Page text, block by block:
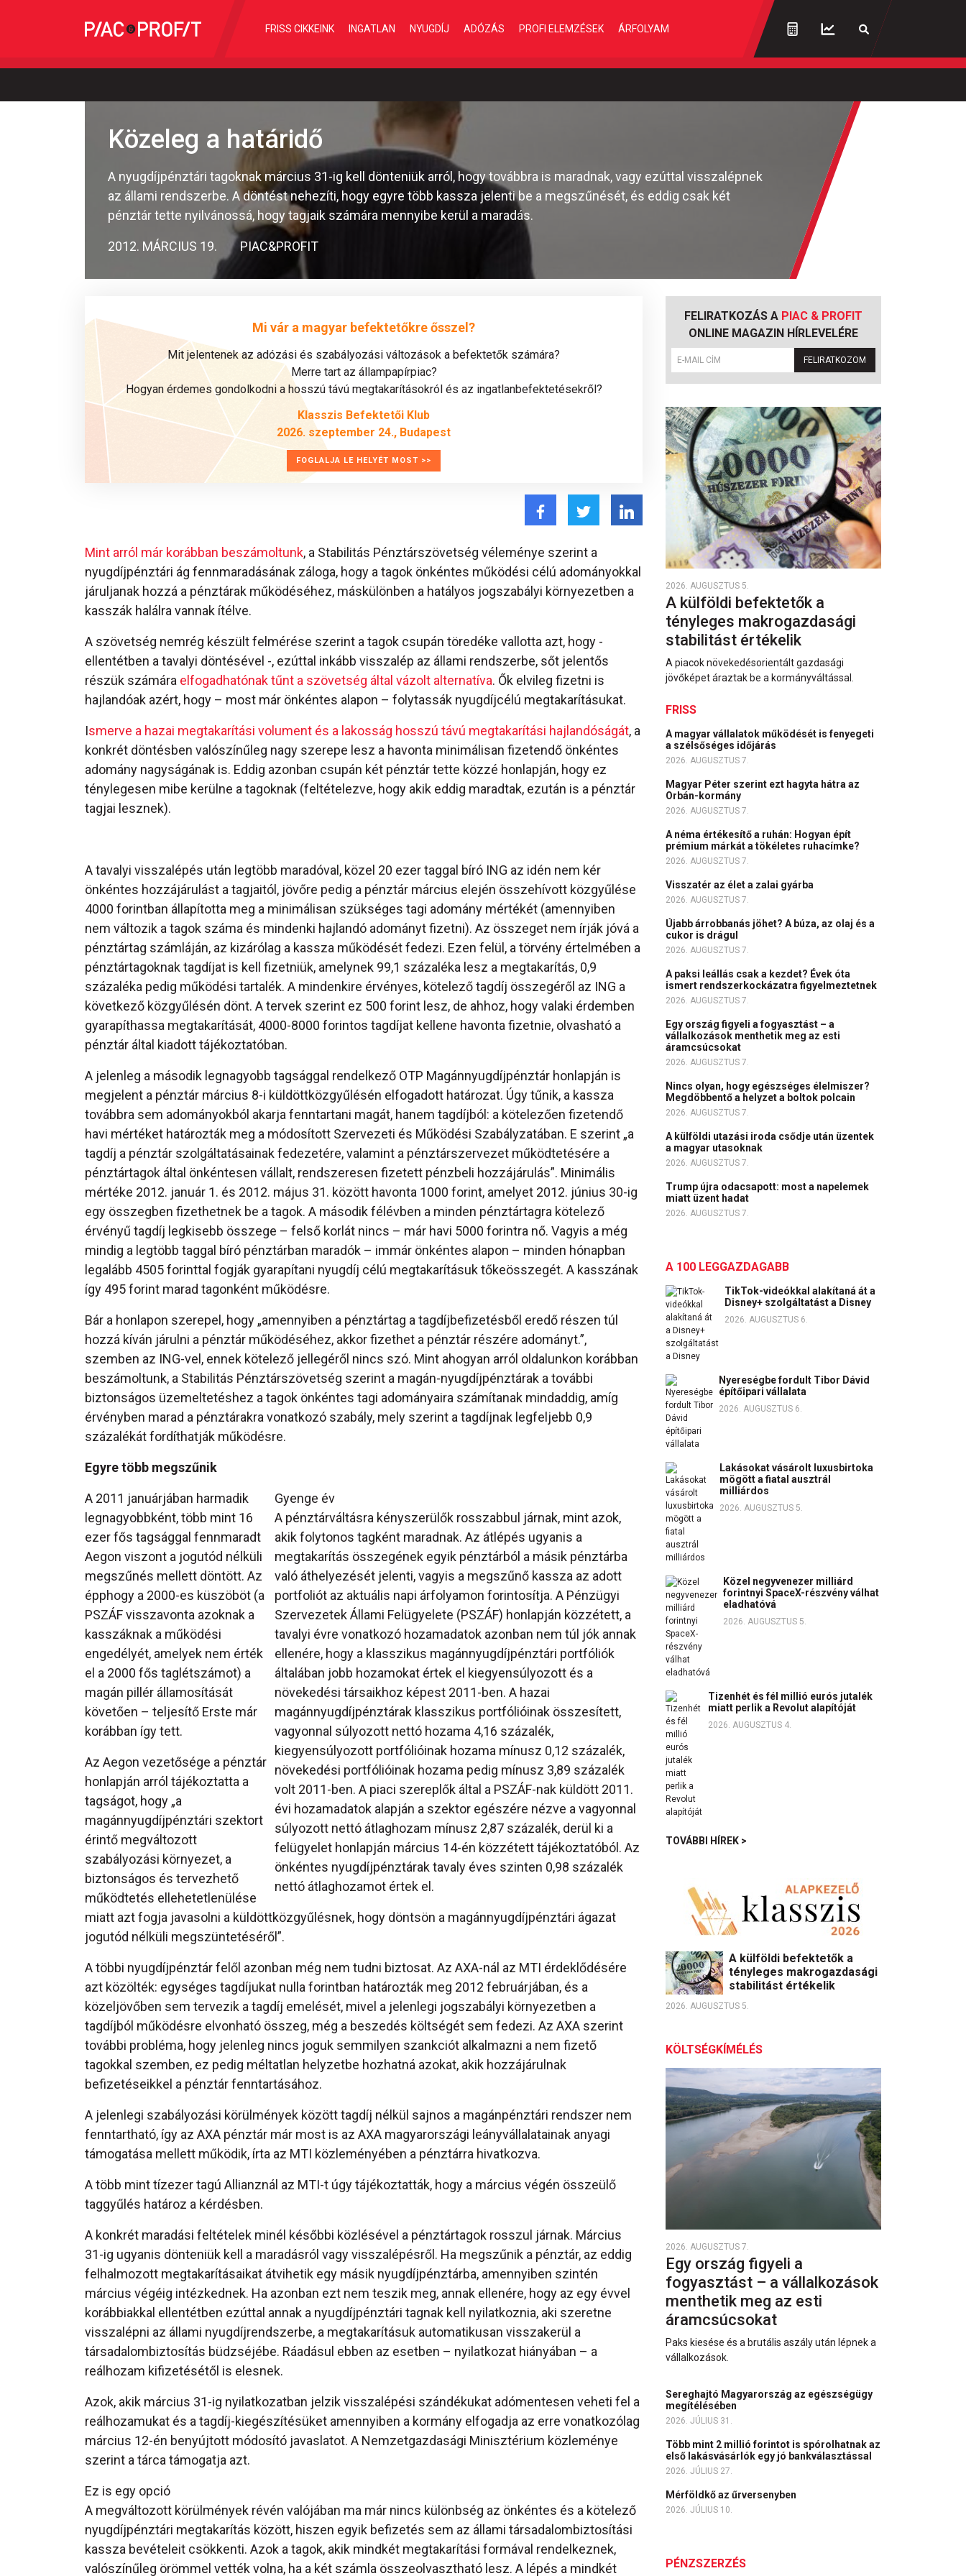
FRISS CIKKEINK INGATLAN NYUGDÍJ ADÓZÁS PROFI ELEMZÉSEK ÁRFOLYAM
Közeleg a határidő
A nyugdíjpénztári tagoknak március 31-ig kell dönteniük arról, hogy továbbra is maradnak, vagy ezúttal visszalépnek
az állami rendszerbe. A döntést nehezíti, hogy egyre több kassza jelenti be a megszűnését, és eddig csak két
pénztár tette nyilvánossá, hogy tagjaik számára mennyibe kerül a maradás.
2012. MÁRCIUS 19. PIAC&PROFIT
Mi vár a magyar befektetőkre ősszel?
Mit jelentenek az adózási és szabályozási változások a befektetők számára?
Merre tart az állampapírpiac?
Hogyan érdemes gondolkodni a hosszú távú megtakarításokról és az ingatlanbefektetésekről?
Klasszis Befektetői Klub
2026. szeptember 24., Budapest
FOGLALJA LE HELYÉT MOST >>
Mint arról már korábban beszámoltunk, a Stabilitás Pénztárszövetség véleménye szerint a
nyugdíjpénztári ág fennmaradásának záloga, hogy a tagok önkéntes működési célú adományokkal
járuljanak hozzá a pénztárak működéséhez, máskülönben a hatályos jogszabályi környezetben a
kasszák halálra vannak ítélve.
A szövetség nemrég készült felmérése szerint a tagok csupán töredéke vallotta azt, hogy -
ellentétben a tavalyi döntésével -, ezúttal inkább visszalép az állami rendszerbe, sőt jelentős
részük számára elfogadhatónak tűnt a szövetség által vázolt alternatíva. Ők elvileg fizetni is
hajlandóak azért, hogy – most már önkéntes alapon – folytassák nyugdíjcélú megtakarításukat.
Ismerve a hazai megtakarítási volument és a lakosság hosszú távú megtakarítási hajlandóságát, a
konkrét döntésben valószínűleg nagy szerepe lesz a havonta minimálisan fizetendő önkéntes
adomány nagyságának is. Eddig azonban csupán két pénztár tette közzé honlapján, hogy ez
ténylegesen mibe kerülne a tagoknak (feltételezve, hogy akik eddig maradtak, ezután is a pénztár
tagjai lesznek).
A tavalyi visszalépés után legtöbb maradóval, közel 20 ezer taggal bíró ING az idén nem kér
önkéntes hozzájárulást a tagjaitól, jövőre pedig a pénztár március elején összehívott közgyűlése
4000 forintban állapította meg a minimálisan szükséges tagi adomány mértékét (amennyiben
nem változik a tagok száma és mindenki hajlandó adományt fizetni). Az összeget nem írják jóvá a
pénztártag számláján, az kizárólag a kassza működését fedezi. Ezen felül, a törvény értelmében a
pénztártagoknak tagdíjat is kell fizetniük, amelynek 99,1 százaléka lesz a megtakarítás, 0,9
százaléka pedig működési tartalék. A mindenkire érvényes, kötelező tagdíj összegéről az ING a
következő közgyűlésén dönt. A tervek szerint ez 500 forint lesz, de ahhoz, hogy valaki érdemben
gyarapíthassa megtakarítását, 4000-8000 forintos tagdíjat kellene havonta fizetnie, olvasható a
pénztár által kiadott tájékoztatóban.
A jelenleg a második legnagyobb tagsággal rendelkező OTP Magánnyugdíjpénztár honlapján is
megjelent a pénztár március 8-i küldöttközgyűlésén elfogadott határozat. Úgy tűnik, a kassza
továbbra sem adományokból akarja fenntartani magát, hanem tagdíjból: a kötelezően fizetendő
havi mértéket határozták meg a módosított Szervezeti és Működési Szabályzatában. E szerint „a
tagdíj a pénztár szolgáltatásainak fedezetére, valamint a pénztárszervezet működtetésére a
pénztártagok által önkéntesen vállalt, rendszeresen fizetett pénzbeli hozzájárulás”. Minimális
mértéke 2012. január 1. és 2012. május 31. között havonta 1000 forint, amelyet 2012. június 30-ig
egy összegben fizethetnek be a tagok. A második félévben a minden pénztártagra kötelező
érvényű tagdíj legkisebb összege – felső korlát nincs – már havi 5000 forintra nő. Vagyis a még
mindig a legtöbb taggal bíró pénztárban maradók – immár önkéntes alapon – minden hónapban
legalább 4505 forinttal fogják gyarapítani nyugdíj célú megtakarításuk tőkeösszegét. A kasszának
így 495 forint marad tagonként működésre.
Bár a honlapon szerepel, hogy „amennyiben a pénztártag a tagdíjbefizetésből eredő részen túl
hozzá kíván járulni a pénztár működéséhez, akkor fizethet a pénztár részére adományt.”,
szemben az ING-vel, ennek kötelező jellegéről nincs szó. Mint ahogyan arról oldalunkon korábban
beszámoltunk, a Stabilitás Pénztárszövetség szerint a magán-nyugdíjpénztárak a további
biztonságos üzemeltetéshez a tagok önkéntes tagi adományaira számítanak mindaddig, amíg
érvényben marad a pénztárakra vonatkozó szabály, mely szerint a tagdíjnak legfeljebb 0,9
százalékát fordíthatják működésre.
Egyre több megszűnik
Gyenge év
A pénztárváltásra kényszerülők rosszabbul járnak, mint azok,
akik folytonos tagként maradnak. Az átlépés ugyanis a
megtakarítás összegének egyik pénztárból a másik pénztárba
való áthelyezését jelenti, vagyis a megszűnő kassza az adott
portfoliót az aktuális napi árfolyamon forintosítja. A Pénzügyi
Szervezetek Állami Felügyelete (PSZÁF) honlapján közzétett, a
tavalyi évre vonatkozó hozamadatok azonban nem túl jók annak
ellenére, hogy a klasszikus magánnyugdíjpénztári portfóliók
általában jobb hozamokat értek el kiegyensúlyozott és a
növekedési társaikhoz képest 2011-ben. A hazai
magánnyugdíjpénztárak klasszikus portfólióinak összesített,
vagyonnal súlyozott nettó hozama 4,16 százalék,
kiegyensúlyozott portfólióinak hozama mínusz 0,12 százalék,
növekedési portfólióinak hozama pedig mínusz 3,89 százalék
volt 2011-ben. A piaci szereplők által a PSZÁF-nak küldött 2011.
évi hozamadatok alapján a szektor egészére nézve a vagyonnal
súlyozott nettó átlaghozam mínusz 2,87 százalék, derül ki a
felügyelet honlapján március 14-én közzétett tájékoztatóból. Az
önkéntes nyugdíjpénztárak tavaly éves szinten 0,98 százalék
nettó átlaghozamot értek el.
A 2011 januárjában harmadik
legnagyobbként, több mint 16
ezer fős tagsággal fennmaradt
Aegon viszont a jogutód nélküli
megszűnés mellett döntött. Az
épphogy a 2000-es küszöböt (a
PSZÁF visszavonta azoknak a
kasszáknak a működési
engedélyét, amelyek nem érték
el a 2000 fős taglétszámot) a
magán pillér államosítását
követően – teljesítő Erste már
korábban így tett.
Az Aegon vezetősége a pénztár
honlapján arról tájékoztatta a
tagságot, hogy „a
magánnyugdíjpénztári szektort
érintő megváltozott
szabályozási környezet, a
biztonságos és tervezhető
működtetés ellehetetlenülése
miatt azt fogja javasolni a küldöttközgyűlésnek, hogy döntsön a magánnyugdíjpénztári ágazat
jogutód nélküli megszüntetéséről”.
A többi nyugdíjpénztár felől azonban még nem tudni biztosat. Az AXA-nál az MTI érdeklődésére
azt közölték: egységes tagdíjukat nulla forintban határozták meg 2012 februárjában, és a
közeljövőben sem tervezik a tagdíj emelését, mivel a jelenlegi jogszabályi környezetben a
tagdíjból működésre elvonható összeg, még a beszedés költségét sem fedezi. Az AXA szerint
további probléma, hogy jelenleg nincs joguk semmilyen szankciót alkalmazni a nem fizető
tagokkal szemben, ez pedig méltatlan helyzetbe hozhatná azokat, akik hozzájárulnak
befizetéseikkel a pénztár fenntartásához.
A jelenlegi szabályozási körülmények között tagdíj nélkül sajnos a magánpénztári rendszer nem
fenntartható, így az AXA pénztár már most is az AXA magyarországi leányvállalatainak anyagi
támogatása mellett működik, írta az MTI közleményében a pénztárra hivatkozva.
A több mint tízezer tagú Allianznál az MTI-t úgy tájékoztatták, hogy a március végén összeülő
taggyűlés határoz a kérdésben.
A konkrét maradási feltételek minél későbbi közlésével a pénztártagok rosszul járnak. Március
31-ig ugyanis dönteniük kell a maradásról vagy visszalépésről. Ha megszűnik a pénztár, az eddig
felhalmozott megtakarításaikat átvihetik egy másik nyugdíjpénztárba, amennyiben szintén
március végéig intézkednek. Ha azonban ezt nem teszik meg, annak ellenére, hogy az egy évvel
korábbiakkal ellentétben ezúttal annak a nyugdíjpénztári tagnak kell nyilatkoznia, aki szeretne
visszalépni az állami nyugdíjrendszerbe, a megtakarításuk automatikusan visszakerül a
társadalombiztosítás büdzséjébe. Ráadásul ebben az esetben – nyilatkozat hiányában – a
reálhozam kifizetésétől is elesnek.
Azok, akik március 31-ig nyilatkozatban jelzik visszalépési szándékukat adómentesen veheti fel a
reálhozamukat és a tagdíj-kiegészítésüket amennyiben a kormány elfogadja az erre vonatkozólag
március 12-én benyújtott módosító javaslatot. A Nemzetgazdasági Minisztérium közleménye
szerint a tárca támogatja azt.
Ez is egy opció
A megváltozott körülmények révén valójában ma már nincs különbség az önkéntes és a kötelező
nyugdíjpénztári megtakarítás között, hiszen egyik befizetés sem az állami társadalombiztosítási
kassza bevételeit csökkenti. Azok a tagok, akik mindkét megtakarítási formával rendelkeznek,
valószínűleg örömmel vették volna, ha a két számla összeolvasztható lesz. A lépés a mindkét
FELIRATKOZÁS A PIAC & PROFIT
ONLINE MAGAZIN HÍRLEVELÉRE
FELIRATKOZOM
2026. AUGUSZTUS 5.
A külföldi befektetők a
tényleges makrogazdasági
stabilitást értékelik
A piacok növekedésorientált gazdasági
jövőképet áraztak be a kormányváltással.
FRISS
A magyar vállalatok működését is fenyegeti
a szélsőséges időjárás
2026. AUGUSZTUS 7.
Magyar Péter szerint ezt hagyta hátra az
Orbán-kormány
2026. AUGUSZTUS 7.
A néma értékesítő a ruhán: Hogyan épít
prémium márkát a tökéletes ruhacímke?
2026. AUGUSZTUS 7.
Visszatér az élet a zalai gyárba
2026. AUGUSZTUS 7.
Újabb árrobbanás jöhet? A búza, az olaj és a
cukor is drágul
2026. AUGUSZTUS 7.
A paksi leállás csak a kezdet? Évek óta
ismert rendszerkockázatra figyelmeztetnek
2026. AUGUSZTUS 7.
Egy ország figyeli a fogyasztást – a
vállalkozások menthetik meg az esti
áramcsúcsokat
2026. AUGUSZTUS 7.
Nincs olyan, hogy egészséges élelmiszer?
Megdöbbentő a helyzet a boltok polcain
2026. AUGUSZTUS 7.
A külföldi utazási iroda csődje után üzentek
a magyar utasoknak
2026. AUGUSZTUS 7.
Trump újra odacsapott: most a napelemek
miatt üzent hadat
2026. AUGUSZTUS 7.
A 100 LEGGAZDAGABB
TikTok-videókkal alakítaná át a
Disney+ szolgáltatást a Disney
2026. AUGUSZTUS 6.
Nyereségbe fordult Tibor Dávid
építőipari vállalata
2026. AUGUSZTUS 6.
Lakásokat vásárolt luxusbirtoka
mögött a fiatal ausztrál
milliárdos
2026. AUGUSZTUS 5.
Közel negyvenezer milliárd
forintnyi SpaceX-részvény válhat
eladhatóvá
2026. AUGUSZTUS 5.
Tizenhét és fél millió eurós jutalék
miatt perlik a Revolut alapítóját
2026. AUGUSZTUS 4.
TOVÁBBI HÍREK >
A külföldi befektetők a
tényleges makrogazdasági
stabilitást értékelik
2026. AUGUSZTUS 5.
KÖLTSÉGKÍMÉLÉS
2026. AUGUSZTUS 7.
Egy ország figyeli a
fogyasztást – a vállalkozások
menthetik meg az esti
áramcsúcsokat
Paks kiesése és a brutális aszály után lépnek a
vállalkozások.
Sereghajtó Magyarország az egészségügy
megítélésében
2026. JÚLIUS 31.
Több mint 2 millió forintot is spórolhatnak az
első lakásvásárlók egy jó bankválasztással
2026. JÚLIUS 27.
Mérföldkő az űrversenyben
2026. JÚLIUS 10.
PÉNZSZERZÉS